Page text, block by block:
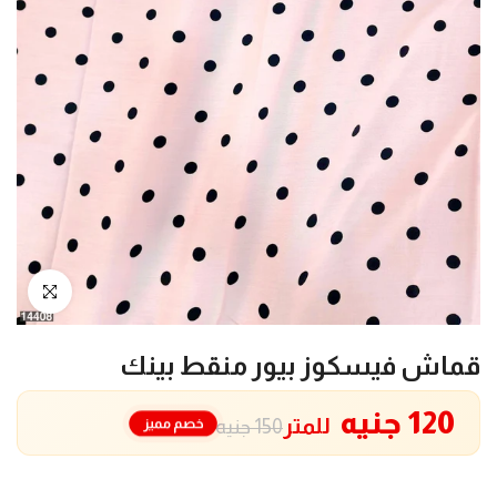
انقر للتكبير
قماش فيسكوز بيور منقط بينك
150 جنيه 120 جنيه للمتر خصم مميز